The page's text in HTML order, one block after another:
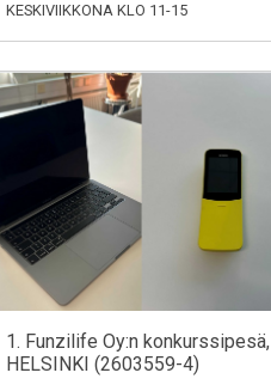
KESKIVIIKKONA KLO 11-15
1. Funzilife Oy:n konkurssipesä,
HELSINKI (2603559-4)